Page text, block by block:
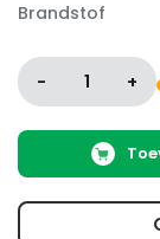
Brandstof
- 1 +